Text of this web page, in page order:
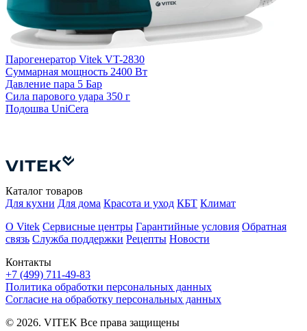
Парогенератор Vitek VT-2830
Суммарная мощность 2400 Вт
Давление пара 5 Бар
Сила парового удара 350 г
Подошва UniCera
Контакты
+7 (499) 711-49-83
Каталог товаров
Для кухни Для дома Красота и уход КБТ Климат
О Vitek Сервисные центры Гарантийные условия Обратная
связь Служба поддержки Рецепты Новости
Политика обработки персональных данных
Согласие на обработку персональных данных
© 2026. VITEK Все права защищены